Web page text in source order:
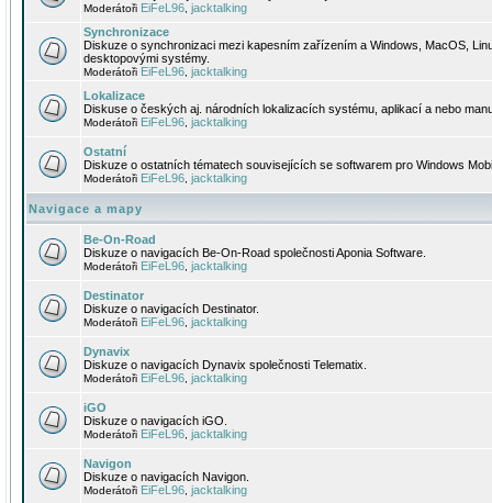
Moderátoři EiFeL96 jacktalking
Synchronizace
Diskuze o synchronizaci mezi kapesním zařízením a Windows, MacOS,
desktopovými systémy.
Moderátoři EiFeL96 jacktalking
Lokalizace
Diskuse o českých aj. národních lokalizacích systému, aplikací a nebo
Moderátoři EiFeL96 jacktalking
Ostatní
Diskuze o ostatních tématech souvisejících se softwarem pro Windows
Moderátoři EiFeL96 jacktalking
Navigace a mapy
Be-On-Road
Diskuze o navigacích Be-On-Road společnosti Aponia Software.
Moderátoři EiFeL96 jacktalking
Destinator
Diskuze o navigacích Destinator.
Moderátoři EiFeL96 jacktalking
Dynavix
Diskuze o navigacích Dynavix společnosti Telematix.
Moderátoři EiFeL96 jacktalking
iGO
Diskuze o navigacích iGO.
Moderátoři EiFeL96 jacktalking
Navigon
Diskuze o navigacích Navigon.
Moderátoři EiFeL96 jacktalking